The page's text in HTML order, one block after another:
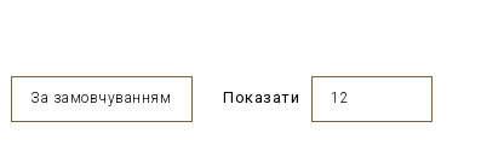
За замовчуванням Показати 12